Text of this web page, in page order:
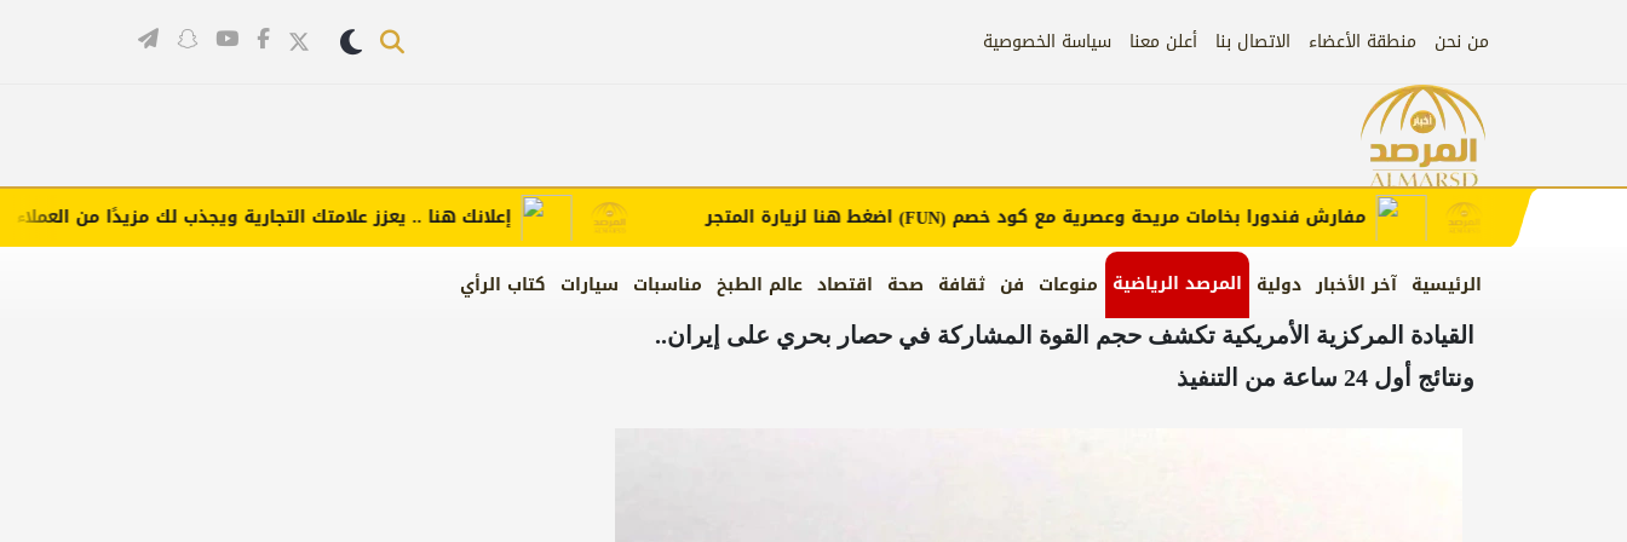
من نحن منطقة الأعضاء الاتصال بنا أعلن معنا سياسة الخصوصية
الرئيسية آخر الأخبار دولية المرصد الرياضية منوعات فن ثقافة صحة اقتصاد عالم الطبخ مناسبات سيارات كتاب الرأي
إعلانك هنا .. يعزز علامتك التجارية ويجذب لك مزيدًا من العملاء مفارش فندورا بخامات مريحة وعصرية مع كود خصم(FUN) اضغط هنا لزيارة المتجر
القيادة المركزية الأمريكية تكشف حجم القوة المشاركة في حصار بحري على إيران..
ونتائج أول 24 ساعة من التنفيذ